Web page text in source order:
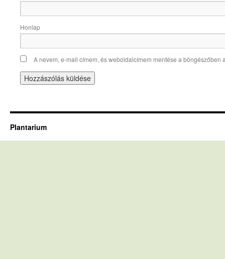
Honlap
A nevem, e-mail címem, és weboldalcímem mentése a böngészőben
Plantarium